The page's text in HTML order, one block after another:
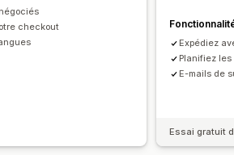
d’expédition
checkout
Expédiez
Planifiez
E-mails de
Essai gratuit